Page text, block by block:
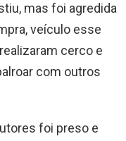
mas foi agredida
veículo esse
cerco e
com outros
foi preso e